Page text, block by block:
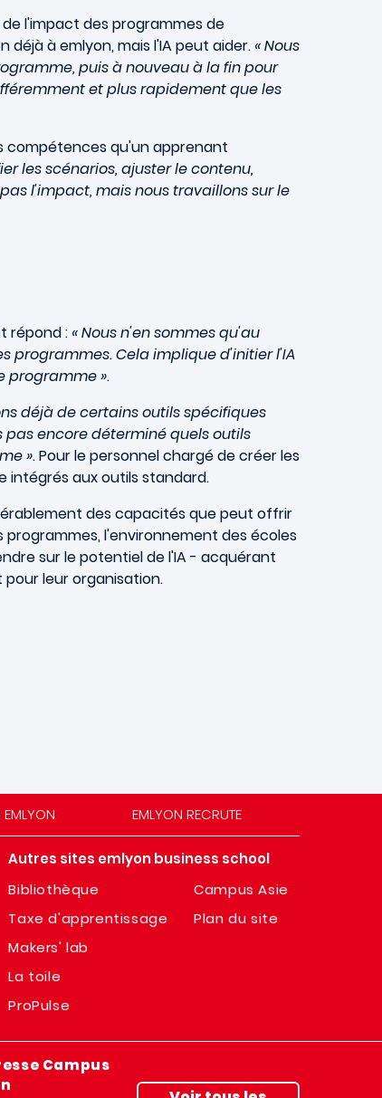
l'impact des programmes de
à emlyon, mais l'IA peut aider.« Nous
puis à nouveau à la fin pour
et plus rapidement que les
compétences qu'un apprenant
les scénarios, ajuster le contenu,
l'impact, mais nous travaillons sur le
répond :« Nous n'en sommes qu'au
programmes. Cela implique d'initier l'IA
programme ».
déjà de certains outils spécifiques
encore déterminé quels outils
». Pour le personnel chargé de créer les
intégrés aux outils standard.
des capacités que peut offrir
l'environnement des écoles
sur le potentiel de l'IA - acquérant
leur organisation.
EMLYON RECRUTE
Autres sites emlyon business school
Bibliothèque
Taxe d'apprentissage
Makers' lab
La toile
ProPulse
Campus Asie
Plan du site
Campus